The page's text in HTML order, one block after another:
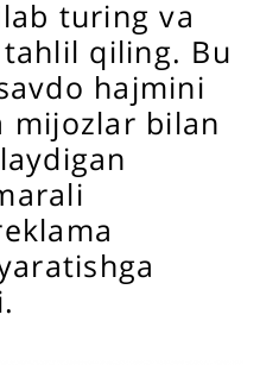
turing va
qiling. Bu
hajmini
mijozlar bilan